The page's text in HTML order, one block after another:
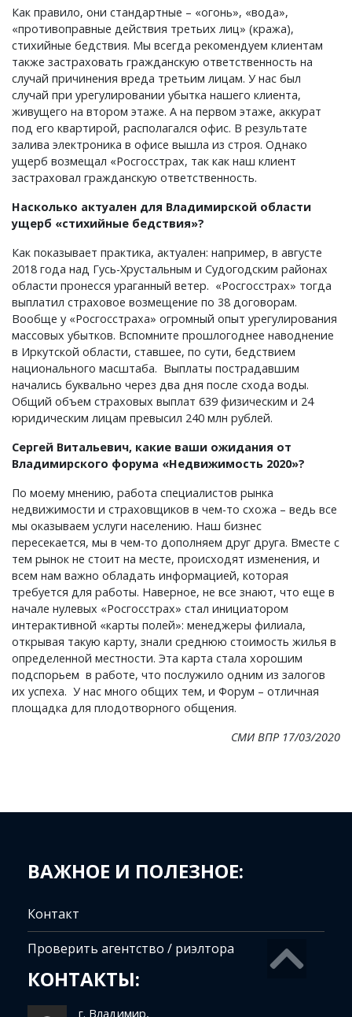
Как правило, они стандартные – «огонь», «вода»,
«противоправные действия третьих лиц» (кража),
стихийные бедствия. Мы всегда рекомендуем клиентам
также застраховать гражданскую ответственность на
случай причинения вреда третьим лицам. У нас был
случай при урегулировании убытка нашего клиента,
живущего на втором этаже. А на первом этаже, аккурат
под его квартирой, располагался офис. В результате
залива электроника в офисе вышла из строя. Однако
ущерб возмещал «Росгосстрах, так как наш клиент
застраховал гражданскую ответственность.
Насколько актуален для Владимирской области
ущерб «стихийные бедствия»?
Как показывает практика, актуален: например, в августе
2018 года над Гусь-Хрустальным и Судогодским районах
области пронесся ураганный ветер. «Росгосстрах» тогда
выплатил страховое возмещение по 38 договорам.
Вообще у «Росгосстраха» огромный опыт урегулирования
массовых убытков. Вспомните прошлогоднее наводнение
в Иркутской области, ставшее, по сути, бедствием
национального масштаба. Выплаты пострадавшим
начались буквально через два дня после схода воды.
Общий объем страховых выплат 639 физическим и 24
юридическим лицам превысил 240 млн рублей.
Сергей Витальевич, какие ваши ожидания от
Владимирского форума «Недвижимость 2020»?
По моему мнению, работа специалистов рынка
недвижимости и страховщиков в чем-то схожа – ведь все
мы оказываем услуги населению. Наш бизнес
пересекается, мы в чем-то дополняем друг друга. Вместе с
тем рынок не стоит на месте, происходят изменения, и
всем нам важно обладать информацией, которая
требуется для работы. Наверное, не все знают, что еще в
начале нулевых «Росгосстрах» стал инициатором
интерактивной «карты полей»: менеджеры филиала,
открывая такую карту, знали среднюю стоимость жилья в
определенной местности. Эта карта стала хорошим
подспорьем в работе, что послужило одним из залогов
их успеха. У нас много общих тем, и Форум – отличная
площадка для плодотворного общения.
СМИ ВПР 17/03/2020
ВАЖНОЕ И ПОЛЕЗНОЕ:
Контакт
Проверить агентство / риэлтора
КОНТАКТЫ:
г. Владимир,